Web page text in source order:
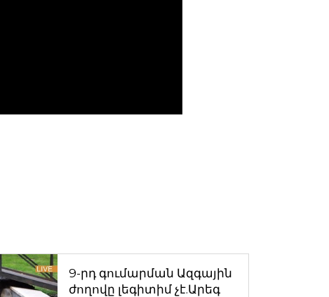
9-րդ գումարման Ազգային
ժողովը լեգիտիմ չէ.Արեգ